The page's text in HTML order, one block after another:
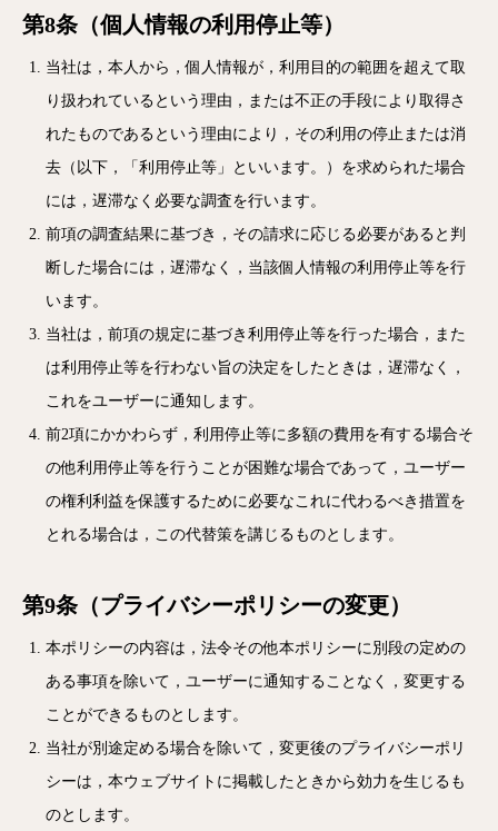
第8条（個人情報の利用停止等）
当社は，本人から，個人情報が，利用目的の範囲を超えて取
り扱われているという理由，または不正の手段により取得さ
れたものであるという理由により，その利用の停止または消
去（以下，「利用停止等」といいます。）を求められた場合
には，遅滞なく必要な調査を行います。
前項の調査結果に基づき，その請求に応じる必要があると判
断した場合には，遅滞なく，当該個人情報の利用停止等を行
います。
当社は，前項の規定に基づき利用停止等を行った場合，また
は利用停止等を行わない旨の決定をしたときは，遅滞なく，
これをユーザーに通知します。
前2項にかかわらず，利用停止等に多額の費用を有する場合そ
の他利用停止等を行うことが困難な場合であって，ユーザー
の権利利益を保護するために必要なこれに代わるべき措置を
とれる場合は，この代替策を講じるものとします。
第9条（プライバシーポリシーの変更）
本ポリシーの内容は，法令その他本ポリシーに別段の定めの
ある事項を除いて，ユーザーに通知することなく，変更する
ことができるものとします。
当社が別途定める場合を除いて，変更後のプライバシーポリ
シーは，本ウェブサイトに掲載したときから効力を生じるも
のとします。